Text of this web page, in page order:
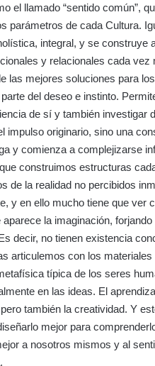
el llamado “sentido común”,
parámetros de cada Cultura.
integral, y se construye
y relacionales cada
las mejores soluciones para
del deseo e instinto.
de sí y también investigar
impulso originario, sino una
y comienza a complejizarse
construimos estructuras
de la realidad no percibidos
y en ello mucho tiene que ver
la imaginación,
decir, no tienen existencia
articulemos con los
típica de los seres
en las ideas. El
también la creatividad. Y
mejor para
a nosotros mismos y al